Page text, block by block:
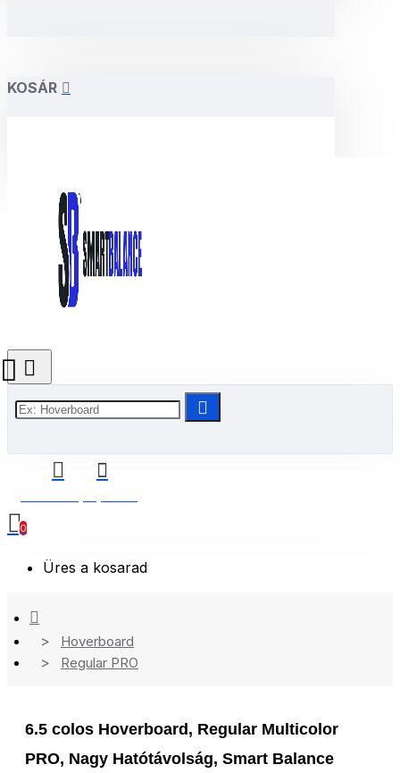
KOSÁR
0
Üres a kosarad
Hoverboard
Regular PRO
6.5 colos Hoverboard, Regular Multicolor
PRO, Nagy Hatótávolság, Smart Balance